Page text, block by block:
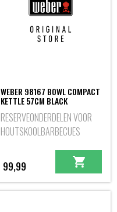
WEBER 98167 BOWL COMPACT
KETTLE 57CM BLACK
RESERVEONDERDELEN VOOR
HOUTSKOOLBARBECUES
99,99